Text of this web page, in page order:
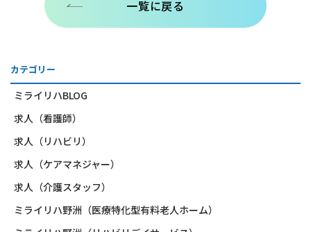
一覧に戻る
カテゴリー
ミライリハBLOG
求人（看護師）
求人（リハビリ）
求人（ケアマネジャー）
求人（介護スタッフ）
ミライリハ野洲（医療特化型有料老人ホーム）